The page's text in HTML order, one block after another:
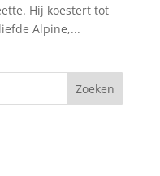
Hij koestert tot
Alpine,...